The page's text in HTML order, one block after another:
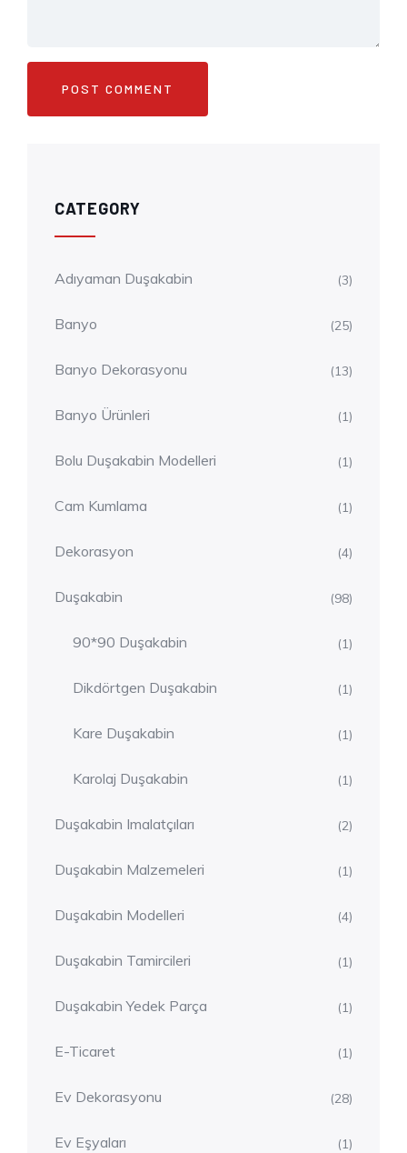
CATEGORY
Adıyaman Duşakabin (3)
Banyo (25)
Banyo Dekorasyonu (13)
Banyo Ürünleri (1)
Bolu Duşakabin Modelleri (1)
Cam Kumlama (1)
Dekorasyon (4)
Duşakabin (98)
90*90 Duşakabin (1)
Dikdörtgen Duşakabin (1)
Kare Duşakabin (1)
Karolaj Duşakabin (1)
Duşakabin Imalatçıları (2)
Duşakabin Malzemeleri (1)
Duşakabin Modelleri (4)
Duşakabin Tamircileri (1)
Duşakabin Yedek Parça (1)
E-Ticaret (1)
Ev Dekorasyonu (28)
Ev Eşyaları (1)